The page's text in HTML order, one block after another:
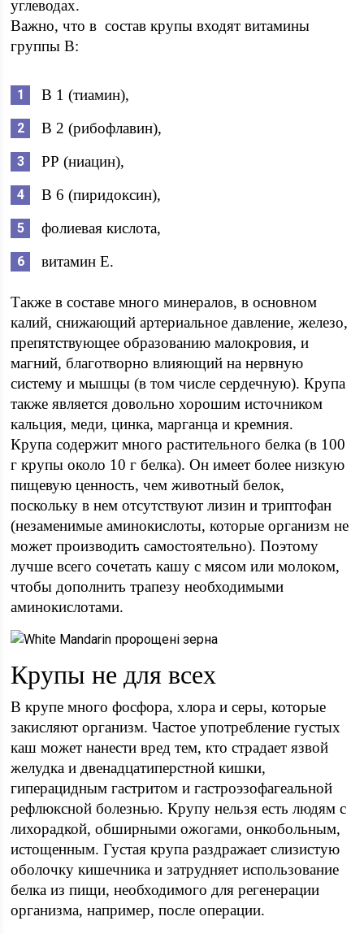
углеводах.
Важно, что в состав крупы входят витамины
группы В:
В 1 (тиамин),
В 2 (рибофлавин),
РР (ниацин),
В 6 (пиридоксин),
фолиевая кислота,
витамин Е.
Также в составе много минералов, в основном
калий, снижающий артериальное давление, железо,
препятствующее образованию малокровия, и
магний, благотворно влияющий на нервную
систему и мышцы (в том числе сердечную). Крупа
также является довольно хорошим источником
кальция, меди, цинка, марганца и кремния.
Крупа содержит много растительного белка (в 100
г крупы около 10 г белка). Он имеет более низкую
пищевую ценность, чем животный белок,
поскольку в нем отсутствуют лизин и триптофан
(незаменимые аминокислоты, которые организм не
может производить самостоятельно). Поэтому
лучше всего сочетать кашу с мясом или молоком,
чтобы дополнить трапезу необходимыми
аминокислотами.
Крупы не для всех
В крупе много фосфора, хлора и серы, которые
закисляют организм. Частое употребление густых
каш может нанести вред тем, кто страдает язвой
желудка и двенадцатиперстной кишки,
гиперацидным гастритом и гастроэзофагеальной
рефлюксной болезнью. Крупу нельзя есть людям с
лихорадкой, обширными ожогами, онкобольным,
истощенным. Густая крупа раздражает слизистую
оболочку кишечника и затрудняет использование
белка из пищи, необходимого для регенерации
организма, например, после операции.